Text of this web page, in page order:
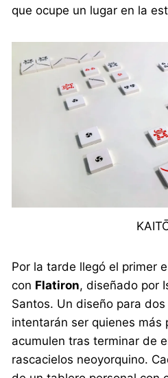
que ocupe un lugar en la
Por la tarde llegó el primer
con Flatiron, diseñado por
Santos. Un diseño para
intentarán ser quienes más
acumulen tras terminar de
rascacielos neoyorquino.